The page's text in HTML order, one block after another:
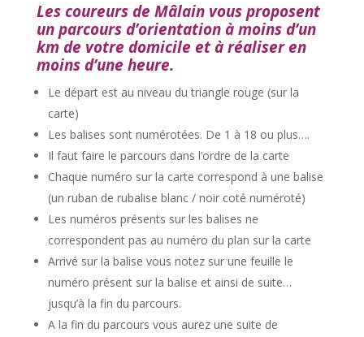
Les coureurs de Mâlain vous proposent
un parcours d’orientation à moins d’un
km de votre domicile et à réaliser en
moins d’une heure.
Le départ est au niveau du triangle rouge (sur la
carte)
Les balises sont numérotées. De 1 à 18 ou plus….
Il faut faire le parcours dans l’ordre de la carte
Chaque numéro sur la carte correspond à une balise
(un ruban de rubalise blanc / noir coté numéroté)
Les numéros présents sur les balises ne
correspondent pas au numéro du plan sur la carte
Arrivé sur la balise vous notez sur une feuille le
numéro présent sur la balise et ainsi de suite…
jusqu’à la fin du parcours.
A la fin du parcours vous aurez une suite de